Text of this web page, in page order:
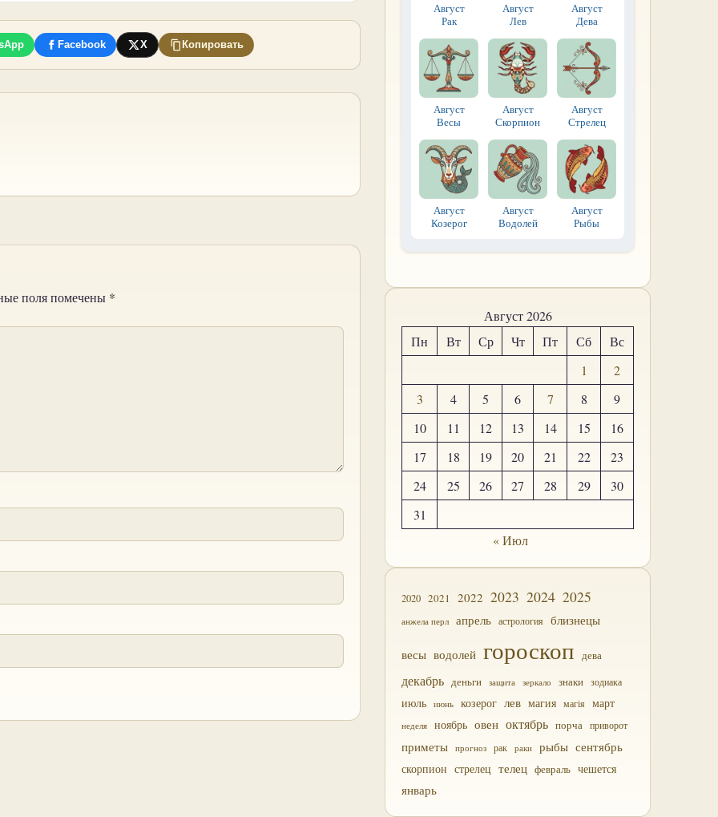
Facebook X Копировать
поля помечены *
Август
Рак
Август
Лев
Август
Дева
Август
Весы
Август
Скорпион
Август
Стрелец
Август
Козерог
Август
Водолей
Август
Рыбы
Август 2026
Пн
Вт Ср Чт Пт Сб
Вс
1
2
3
4 5 6 7 8
9
10
11 12 13 14 15
16
17
18 19 20 21 22
23
24
25 26 27 28 29
30
31
« Июл
2020 2021 2022 2023 2024 2025
анжела перл апрель астрология близнецы
весы водолей гороскоп дева
декабрь деньги защита зеркало знаки зодиака
июль июнь козерог лев магия магія март
неделя ноябрь овен октябрь порча приворот
приметы прогноз рак раки рыбы сентябрь
скорпион стрелец телец февраль чешется
январь